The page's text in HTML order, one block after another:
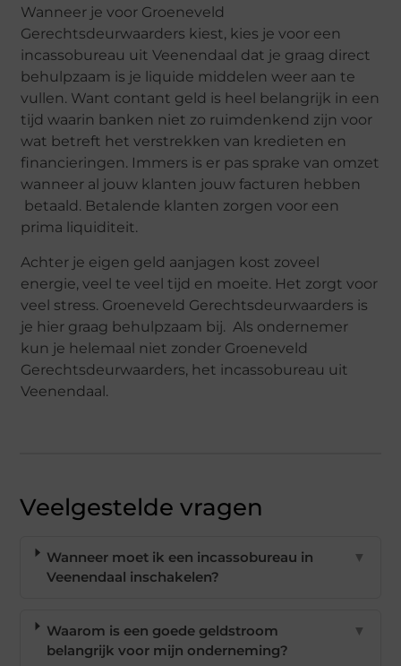
Wanneer je voor Groeneveld
Gerechtsdeurwaarders kiest, kies je voor een
incassobureau uit Veenendaal dat je graag direct
behulpzaam is je liquide middelen weer aan te
vullen. Want contant geld is heel belangrijk in een
tijd waarin banken niet zo ruimdenkend zijn voor
wat betreft het verstrekken van kredieten en
financieringen. Immers is er pas sprake van omzet
wanneer al jouw klanten jouw facturen hebben
betaald. Betalende klanten zorgen voor een
prima liquiditeit.
Achter je eigen geld aanjagen kost zoveel
energie, veel te veel tijd en moeite. Het zorgt voor
veel stress. Groeneveld Gerechtsdeurwaarders is
je hier graag behulpzaam bij. Als ondernemer
kun je helemaal niet zonder Groeneveld
Gerechtsdeurwaarders, het incassobureau uit
Veenendaal.
Veelgestelde vragen
Wanneer moet ik een incassobureau in
Veenendaal inschakelen?
▼
Waarom is een goede geldstroom
belangrijk voor mijn onderneming?
▼